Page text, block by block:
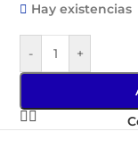
Hay existencias
- +